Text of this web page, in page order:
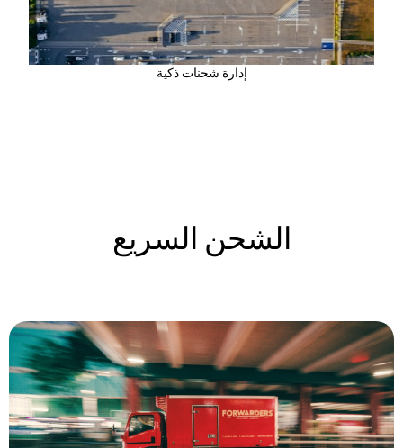
إدارة شحنات ذكية
الشحن السريع